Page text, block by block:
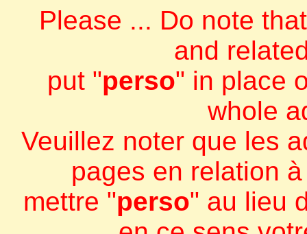
Please ... Do note
and
put "perso" in place
whole
Veuillez noter que les
pages en relation
mettre "perso" au lieu